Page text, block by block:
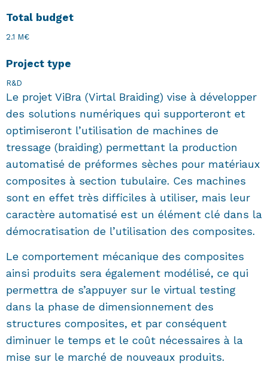
Total budget
2.1 M€
Project type
R&D
Le projet ViBra (Virtal Braiding) vise à développer
des solutions numériques qui supporteront et
optimiseront l’utilisation de machines de
tressage (braiding) permettant la production
automatisé de préformes sèches pour matériaux
composites à section tubulaire. Ces machines
sont en effet très difficiles à utiliser, mais leur
caractère automatisé est un élément clé dans la
démocratisation de l’utilisation des composites.
Le comportement mécanique des composites
ainsi produits sera également modélisé, ce qui
permettra de s’appuyer sur le virtual testing
dans la phase de dimensionnement des
structures composites, et par conséquent
diminuer le temps et le coût nécessaires à la
mise sur le marché de nouveaux produits.